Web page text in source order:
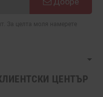
За целта моля намерете
ЦЕНТЪР